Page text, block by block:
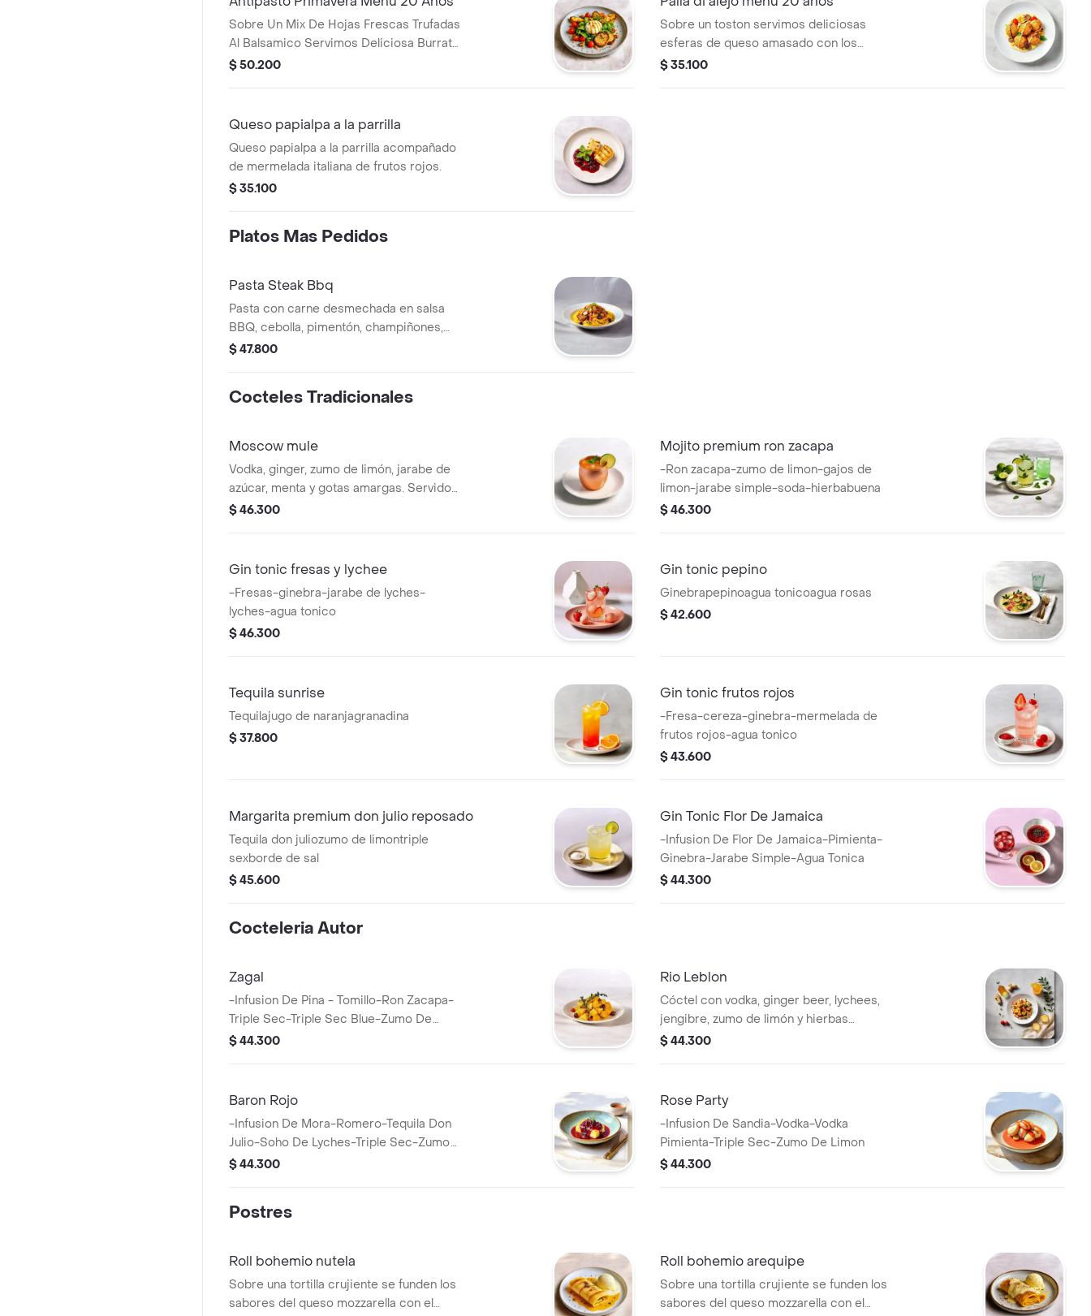
Sobre Un Mix De Hojas Frescas Trufadas
Al Balsamico Servimos Deliciosa Burrata
De Bufala Con Miel Organica De Higos,
Trufado.
$ 50.200
Sobre un toston servimos deliciosas
esferas de queso amasado con los
ingredientes de nuestra pizza alejo;
$ 35.100
Queso papialpa a la parrilla
Queso papialpa a la parrilla acompañado
de mermelada italiana de frutos rojos.
$ 35.100
Platos Mas Pedidos
Pasta Steak Bbq
Pasta con carne desmechada en salsa
BBQ, cebolla, pimentón, champiñones,
aceitunas verdes y negras, y cilantro.
$ 47.800
Cocteles Tradicionales
Moscow mule
Vodka, ginger, zumo de limón, jarabe de
azúcar, menta y gotas amargas. Servido
en vaso de cobre.
$ 46.300
Mojito premium ron zacapa
-Ron zacapa-zumo de limon-gajos de
limon-jarabe simple-soda-hierbabuena
$ 46.300
Gin tonic fresas y lychee
-Fresas-ginebra-jarabe de lyches-
lyches-agua tonico
$ 46.300
Gin tonic pepino
Ginebrapepinoagua tonicoagua rosas
$ 42.600
Tequila sunrise
Tequilajugo de naranjagranadina
$ 37.800
Gin tonic frutos rojos
-Fresa-cereza-ginebra-mermelada de
frutos rojos-agua tonico
$ 43.600
Margarita premium don julio reposado
Tequila don juliozumo de limontriple
sexborde de sal
$ 45.600
Gin Tonic Flor De Jamaica
-Infusion De Flor De Jamaica-Pimienta-
Ginebra-Jarabe Simple-Agua Tonica
$ 44.300
Cocteleria Autor
Zagal
-Infusion De Pina - Tomillo-Ron Zacapa-
Triple Sec-Triple Sec Blue-Zumo De
Limon-Amaretto
$ 44.300
Rio Leblon
Cóctel con vodka, ginger beer, lychees,
jengibre, zumo de limón y hierbas
aromáticas como laurel y tomillo.
$ 44.300
Baron Rojo
-Infusion De Mora-Romero-Tequila Don
Julio-Soho De Lyches-Triple Sec-Zumo
De Limon-Escarchado De Sal De Vino
$ 44.300
Rose Party
-Infusion De Sandia-Vodka-Vodka
Pimienta-Triple Sec-Zumo De Limon
$ 44.300
Postres
Roll bohemio nutela
Sobre una tortilla crujiente se funden los
sabores del queso mozzarella con el
Roll bohemio arequipe
Sobre una tortilla crujiente se funden los
sabores del queso mozzarella con el